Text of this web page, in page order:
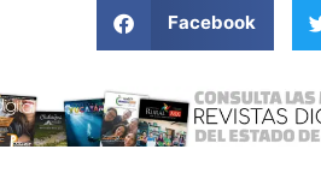
Facebook